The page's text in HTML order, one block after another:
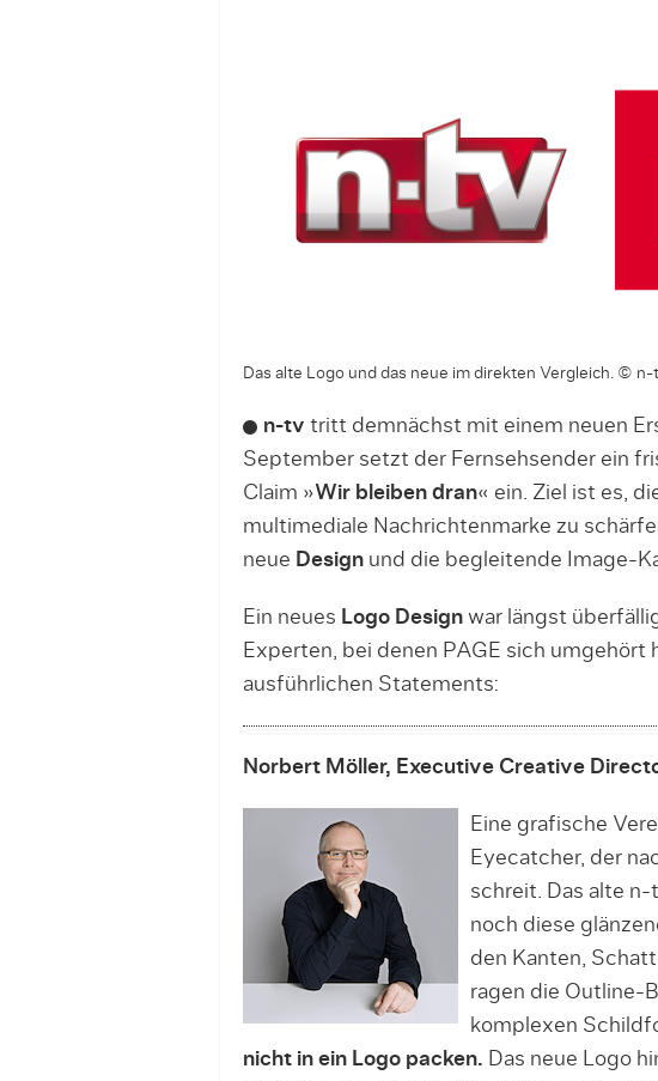
Das alte Logo und das neue im direkten Vergleich. © n-
n-tv tritt demnächst mit einem neuen
September setzt der Fernsehsender ein
Claim »Wir bleiben dran« ein. Ziel ist es,
multimediale Nachrichtenmarke zu
neue Design und die begleitende Image-
Ein neues Logo Designwar längst
Experten, bei denen PAGE sich umgehört
ausführlichen Statements:
Norbert Möller, Executive Creative
Eine grafische
Eyecatcher, der
schreit. Das alte
noch diese
den Kanten,
ragen die Outline-
komplexen
nicht in ein Logo packen. Das neue Logo